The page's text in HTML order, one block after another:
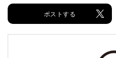
ポストする